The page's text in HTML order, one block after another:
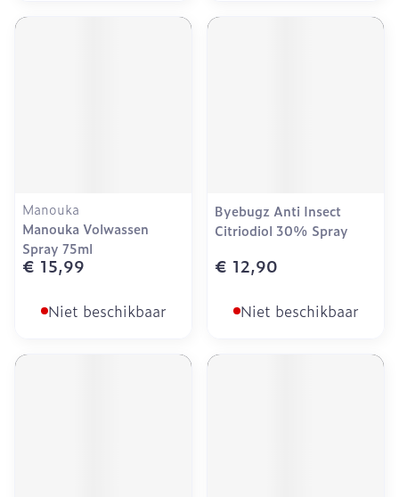
Manouka
Manouka Volwassen
Spray 75ml
€ 15,99
Niet beschikbaar
Byebugz Anti Insect
Citriodiol 30% Spray
€ 12,90
Niet beschikbaar